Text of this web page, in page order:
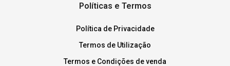
Políticas e Termos
Política de Privacidade
Termos de Utilização
Termos e Condições de venda